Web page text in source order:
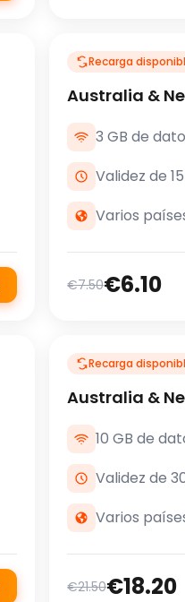
Recarga
Australia &
3 GB de
Validez de
Varios
€7.50€6.10
Recarga
Australia &
10 GB de
Validez de
Varios
€21.50€18.20